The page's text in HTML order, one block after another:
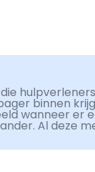
binnen
wanneer er
Al deze